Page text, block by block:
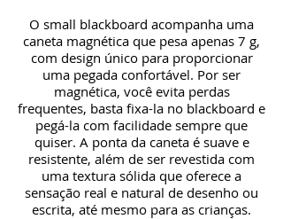
O small blackboard acompanha uma
caneta magnética que pesa apenas 7 g,
com design único para proporcionar
uma pegada confortável. Por ser
magnética, você evita perdas
frequentes, basta fixa-la no blackboard e
pegá-la com facilidade sempre que
quiser. A ponta da caneta é suave e
resistente, além de ser revestida com
uma textura sólida que oferece a
sensação real e natural de desenho ou
escrita, até mesmo para as crianças.